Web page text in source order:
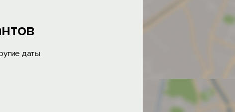
даты